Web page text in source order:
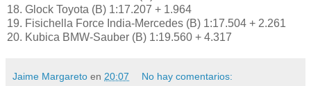
18. Glock Toyota (B) 1:17.207 + 1.964
19. Fisichella Force India-Mercedes (B) 1:17.504 + 2.261
20. Kubica BMW-Sauber (B) 1:19.560 + 4.317
Jaime Margareto en 20:07 No hay comentarios: